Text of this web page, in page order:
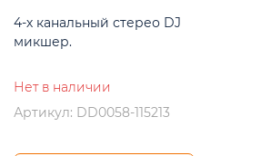
4-х канальный стерео DJ
микшер.
Нет в наличии
Артикул: DD0058-115213